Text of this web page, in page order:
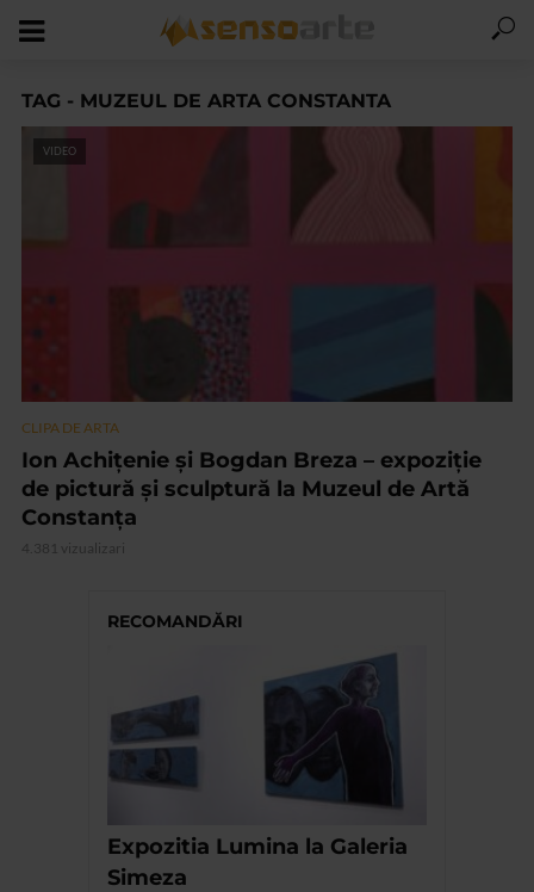
TAG - MUZEUL DE ARTA CONSTANTA
VIDEO
CLIPA DE ARTA
Ion Achițenie și Bogdan Breza – expoziție
de pictură și sculptură la Muzeul de Artă
Constanța
4.381 vizualizari
RECOMANDĂRI
Expozitia Lumina la Galeria
Simeza